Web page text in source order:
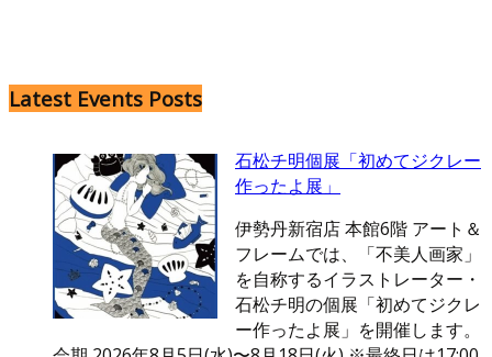
Latest Events Posts
石松チ明個展「初めてジクレー
作ったよ展」
伊勢丹新宿店 本館6階 アート＆
フレームでは、「不美人画家」
を自称するイラストレーター・
石松チ明の個展「初めてジクレ
ー作ったよ展」を開催します。